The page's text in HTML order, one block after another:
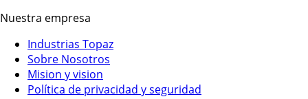
Nuestra empresa
Industrias Topaz
Sobre Nosotros
Mision y vision
Política de privacidad y seguridad